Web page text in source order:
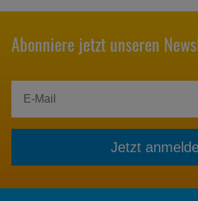
Abonniere jetzt unseren
Jetzt